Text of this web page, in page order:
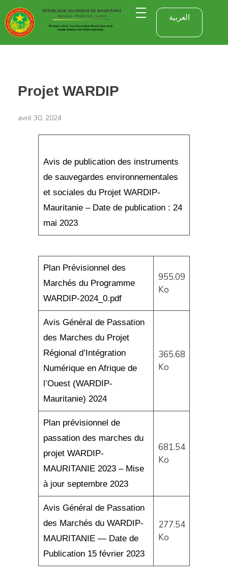
العربية
Projet WARDIP
avril 30, 2024
Avis de publication des instruments
de sauvegardes environnementales
et sociales du Projet WARDIP-
Mauritanie – Date de publication : 24
mai 2023
Plan Prévisionnel des
Marchés du Programme
WARDIP-2024_0.pdf
955.09
Ko
Avis Général de Passation
des Marches du Projet
Régional d’Intégration
Numérique en Afrique de
l’Ouest (WARDIP-
Mauritanie) 2024
365.68
Ko
Plan prévisionnel de
passation des marches du
projet WARDIP-
MAURITANIE 2023 – Mise
à jour septembre 2023
681.54
Ko
Avis Général de Passation
des Marchés du WARDIP-
MAURITANIE — Date de
Publication 15 février 2023
277.54
Ko